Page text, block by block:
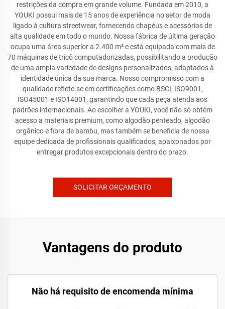
restrições da compra em grande volume. Fundada em 2010, a
YOUKI possui mais de 15 anos de experiência no setor de moda
ligado à cultura streetwear, fornecendo chapéus e acessórios de
alta qualidade em todo o mundo. Nossa fábrica de última geração
ocupa uma área superior a 2.400 m² e está equipada com mais de
70 máquinas de tricô computadorizadas, possibilitando a produção
de uma ampla variedade de designs personalizados, adaptados à
identidade única da sua marca. Nosso compromisso com a
qualidade reflete-se em certificações como BSCI, ISO9001,
ISO45001 e ISO14001, garantindo que cada peça atenda aos
padrões internacionais. Ao escolher a YOUKI, você não só obtém
acesso a materiais premium, como algodão penteado, algodão
orgânico e fibra de bambu, mas também se beneficia de nossa
equipe dedicada de profissionais qualificados, apaixonados por
entregar produtos excepcionais dentro do prazo.
SOLICITAR ORÇAMENTO
Vantagens do produto
Não há requisito de encomenda mínima